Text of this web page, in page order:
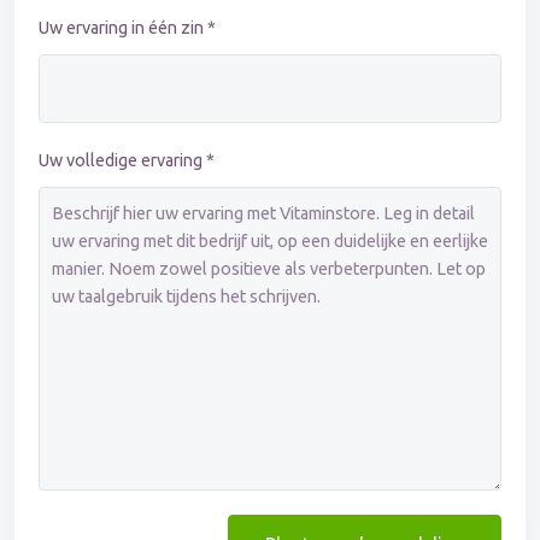
Uw ervaring in één zin *
Uw volledige ervaring *